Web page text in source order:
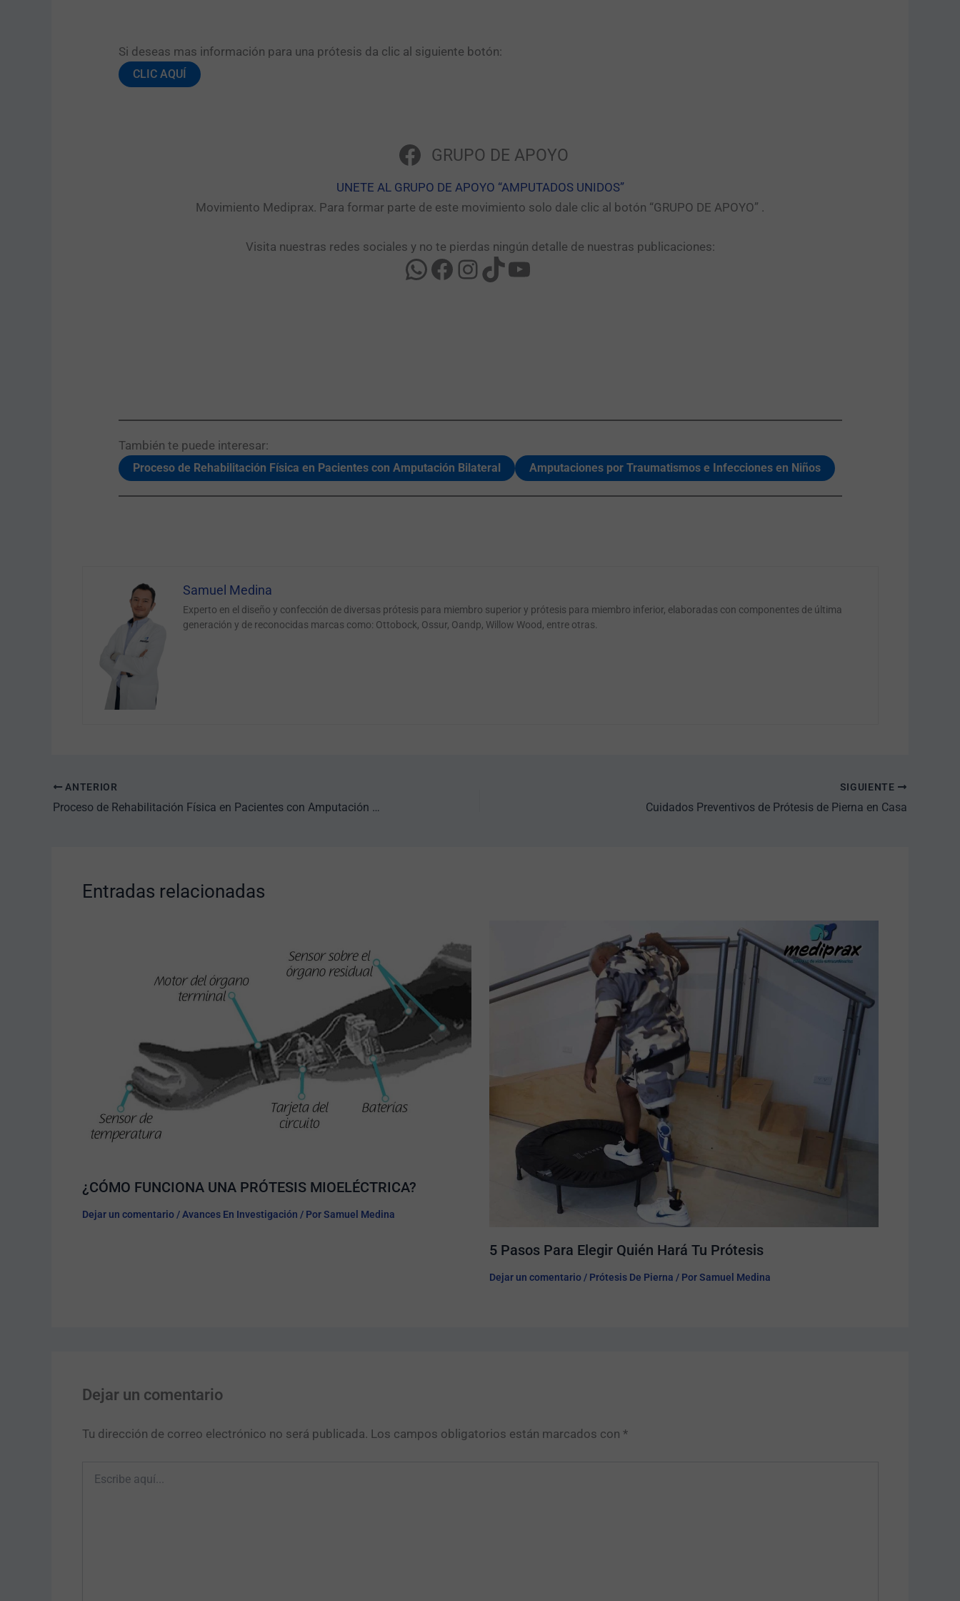
Si deseas mas información para una prótesis da clic al siguiente botón:​
CLIC AQUÍ
GRUPO DE APOYO
UNETE AL GRUPO DE APOYO “AMPUTADOS UNIDOS”​
Movimiento Mediprax. Para formar parte de este movimiento solo dale clic al botón “GRUPO DE APOYO” .​
Visita nuestras redes sociales y no te pierdas ningún detalle de nuestras publicaciones:
También te puede interesar:​
Proceso de Rehabilitación Física en Pacientes con Amputación Bilateral Amputaciones por Traumatismos e Infecciones en Niños
Samuel Medina
Experto en el diseño y confección de diversas prótesis para miembro superior y prótesis para miembro inferior, elaboradas con componentes de última
generación y de reconocidas marcas como: Ottobock, Ossur, Oandp, Willow Wood, entre otras.
ANTERIOR
Proceso de Rehabilitación Física en Pacientes con Amputación Bilateral
SIGUIENTE
Cuidados Preventivos de Prótesis de Pierna en Casa
Entradas relacionadas
¿CÓMO FUNCIONA UNA PRÓTESIS MIOELÉCTRICA?​
Dejar un comentario /Avances En Investigación / PorSamuel Medina
5 Pasos Para Elegir Quién Hará Tu Prótesis​
Dejar un comentario / Prótesis De Pierna / PorSamuel Medina
Dejar un comentario
Tu dirección de correo electrónico no será publicada. Los campos obligatorios están marcados con *
aquí...